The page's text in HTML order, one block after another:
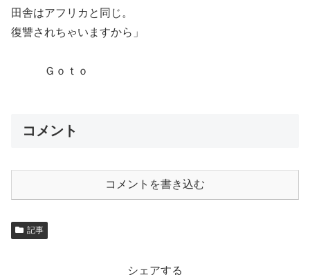
田舎はアフリカと同じ。
復讐されちゃいますから」
Ｇｏｔｏ
コメント
コメントを書き込む
記事
シェアする